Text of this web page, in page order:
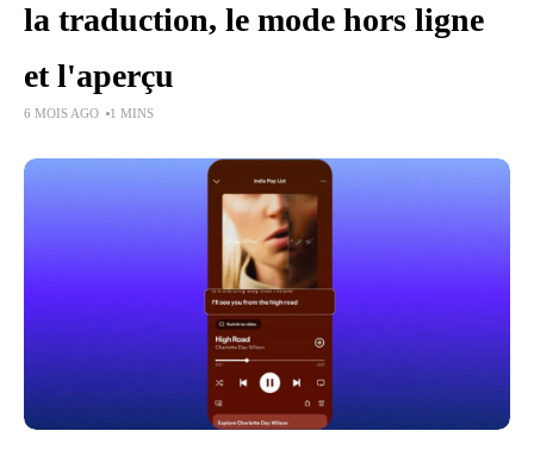
la traduction, le mode hors ligne
et l'aperçu
6 MOIS AGO 1 MINS